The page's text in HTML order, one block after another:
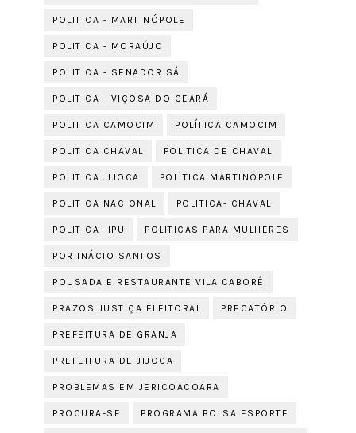
POLITICA - MARTINÓPOLE
POLITICA - MORAÚJO
POLITICA - SENADOR SÁ
POLITICA - VIÇOSA DO CEARÁ
POLITICA CAMOCIM POLÍTICA CAMOCIM
POLITICA CHAVAL POLITICA DE CHAVAL
POLITICA JIJOCA POLITICA MARTINÓPOLE
POLITICA NACIONAL POLITICA- CHAVAL
POLITICA—IPU POLITICAS PARA MULHERES
POR INÁCIO SANTOS
POUSADA E RESTAURANTE VILA CABORÉ
PRAZOS JUSTIÇA ELEITORAL PRECATÓRIO
PREFEITURA DE GRANJA
PREFEITURA DE JIJOCA
PROBLEMAS EM JERICOACOARA
PROCURA-SE PROGRAMA BOLSA ESPORTE